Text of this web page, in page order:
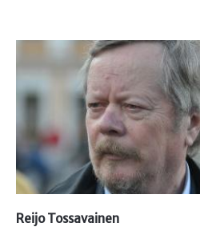
Reijo Tossavainen